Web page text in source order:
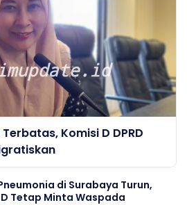
Komisi D DPRD
di Surabaya Turun,
Tetap Minta Waspada